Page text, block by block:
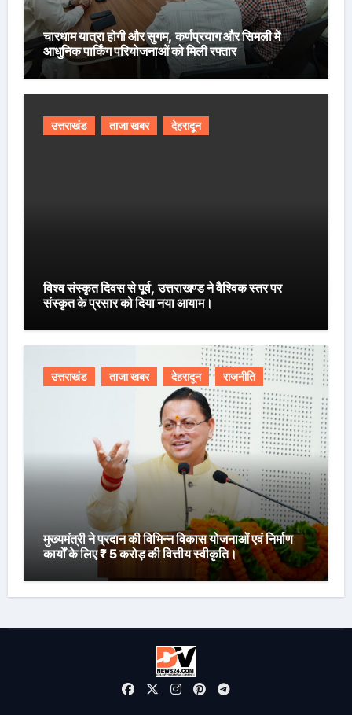
चारधाम यात्रा होगी और सुगम, कर्णप्रयाग और सिमली में
आधुनिक पार्किंग परियोजनाओं को मिली रफ्तार
उत्तराखंड ताजा खबर देहरादून
विश्व संस्कृत दिवस से पूर्व, उत्तराखण्ड ने वैश्विक स्तर पर
संस्कृत के प्रसार को दिया नया आयाम।
उत्तराखंड ताजा खबर देहरादून राजनीति
मुख्यमंत्री ने प्रदान की विभिन्न विकास योजनाओं एवं निर्माण
कार्यों के लिए ₹ 5 करोड़ की वित्तीय स्वीकृति।